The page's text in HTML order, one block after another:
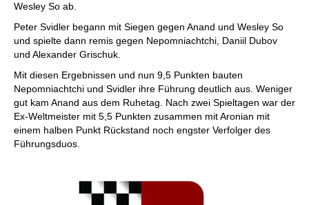
Wesley So ab.
Peter Svidler begann mit Siegen gegen Anand und Wesley So
und spielte dann remis gegen Nepomniachtchi, Daniil Dubov
und Alexander Grischuk.
Mit diesen Ergebnissen und nun 9,5 Punkten bauten
Nepomniachtchi und Svidler ihre Führung deutlich aus. Weniger
gut kam Anand aus dem Ruhetag. Nach zwei Spieltagen war der
Ex-Weltmeister mit 5,5 Punkten zusammen mit Aronian mit
einem halben Punkt Rückstand noch engster Verfolger des
Führungsduos.